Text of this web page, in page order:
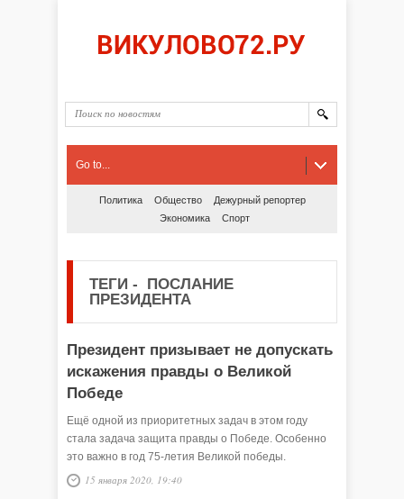
Go to...
Политика Общество
Дежурный репортер
Экономика
Спорт
ТЕГИ - ПОСЛАНИЕ
ПРЕЗИДЕНТА
Президент призывает не допускать
искажения правды о Великой
Победе
Ещё одной из приоритетных задач в этом году
стала задача защита правды о Победе. Особенно
это важно в год 75-летия Великой победы.
15 января 2020, 19:40